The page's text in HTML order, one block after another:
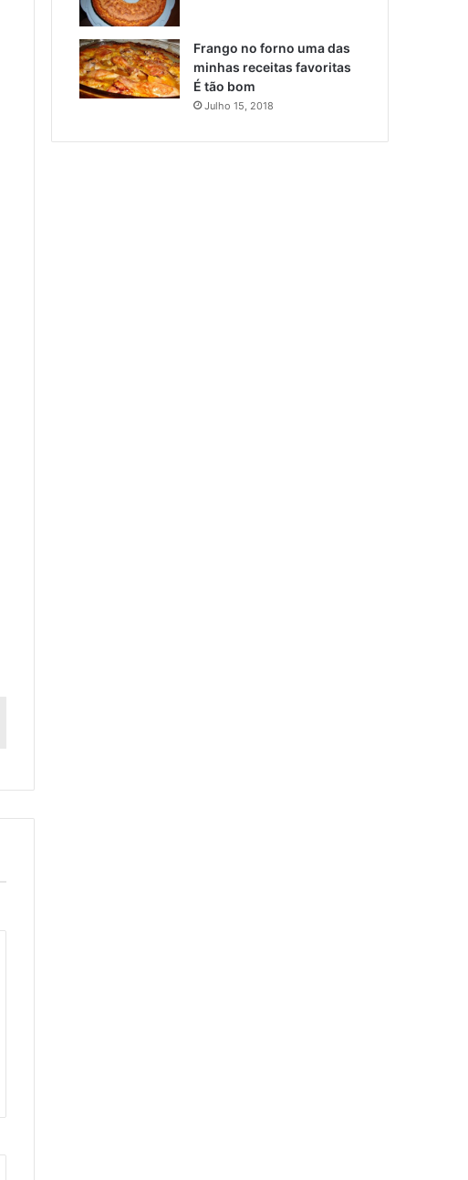
Frango no forno uma das
minhas receitas favoritas
É tão bom
Julho 15, 2018